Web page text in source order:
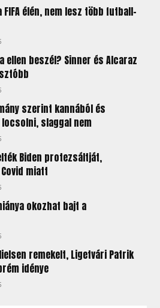
élén, nem lesz több futball-
ellen beszél? Sinner és Alcaraz
szerint kannából és
slaggal nem
Biden protezsáltját,
miatt
okozhat bajt a
remekelt, Ligetvári Patrik
idénye